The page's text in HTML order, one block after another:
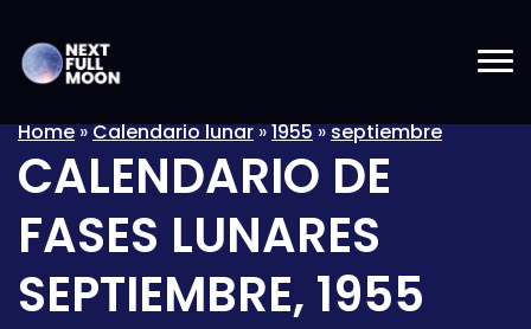
Home»Calendario lunar»1955»septiembre
CALENDARIO DE
FASES LUNARES
SEPTIEMBRE, 1955